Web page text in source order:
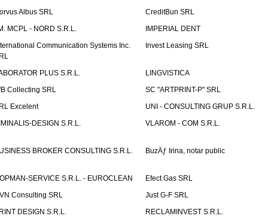
Albus SRL
CreditBun SRL
MCPL - NORD S.R.L.
IMPERIAL DENT
Communication Systems Inc.
Invest Leasing SRL
PLUS S.R.L.
LINGVISTICA
Collecting SRL
SC "ARTPRINT-P" SRL
Excelent
UNI - CONSULTING GRUP S.R.L.
DESIGN S.R.L.
VLAROM - COM S.R.L.
BROKER CONSULTING S.R.L. BuzÄƒ Irina, notar public
SERVICE S.R.L. - EUROCLEAN
Efect Gas SRL
Consulting SRL
Just G-F SRL
DESIGN S.R.L.
RECLAMINVEST S.R.L.